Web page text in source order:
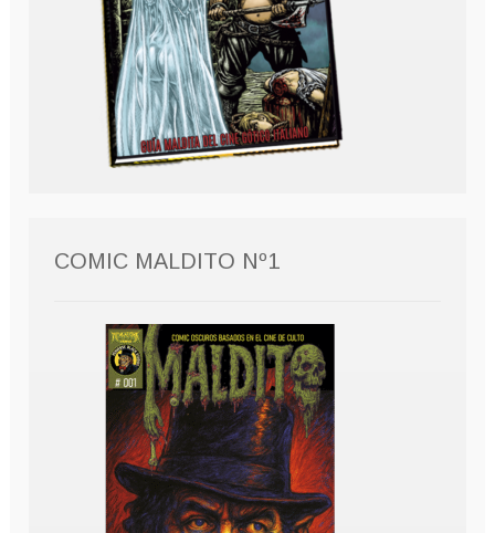
COMIC MALDITO Nº1